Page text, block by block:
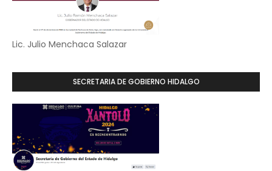
Lic. Julio Menchaca Salazar
SECRETARIA DE GOBIERNO HIDALGO